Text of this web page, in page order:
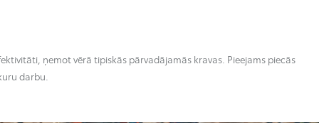
ņemot vērā tipiskās pārvadājamās kravas. Pieejams piecās
darbu.